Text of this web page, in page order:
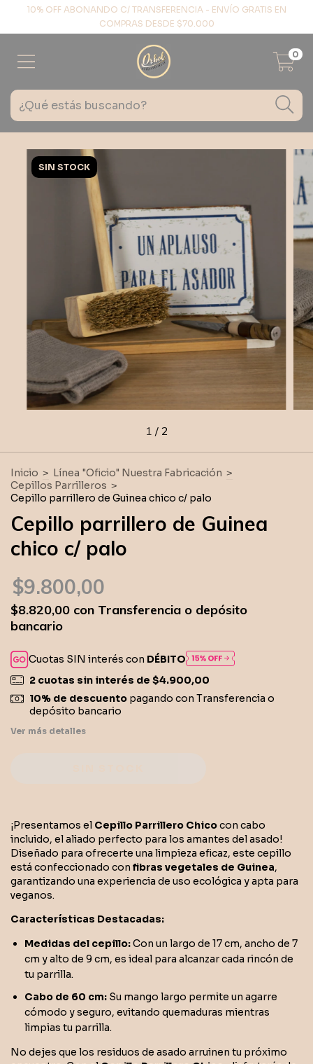
10% OFF ABONANDO C/ TRANSFERENCIA - ENVÍO GRATIS EN
COMPRAS DESDE $70.000
0
SIN STOCK
1 / 2
Inicio > Línea "Oficio" Nuestra Fabricación >
Cepillos Parrilleros >
Cepillo parrillero de Guinea chico c/ palo
Cepillo parrillero de Guinea
chico c/ palo
$9.800,00
$8.820,00 con Transferencia o depósito
bancario
Cuotas SIN interés con DÉBITO
2 cuotas sin interés de $4.900,00
10% de descuentopagando con Transferencia o
depósito bancario
Ver más detalles
¡Presentamos el Cepillo Parrillero Chicocon cabo
incluido, el aliado perfecto para los amantes del asado!
Diseñado para ofrecerte una limpieza eficaz, este cepillo
está confeccionado con fibras vegetales de Guinea,
garantizando una experiencia de uso ecológica y apta para
veganos.
Características Destacadas:
Medidas del cepillo:Con un largo de 17 cm, ancho de 7
cm y alto de 9 cm, es ideal para alcanzar cada rincón de
tu parrilla.
Cabo de 60 cm: Su mango largo permite un agarre
cómodo y seguro, evitando quemaduras mientras
limpias tu parrilla.
No dejes que los residuos de asado arruinen tu próximo